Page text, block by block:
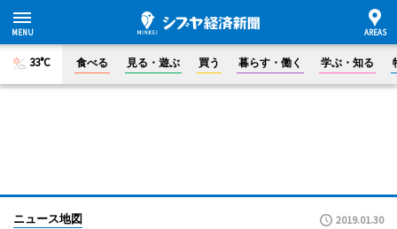
33°C 食べる 見る・遊ぶ 買う 暮らす・働く 学ぶ・知る
ニュース地図 2019.01.30